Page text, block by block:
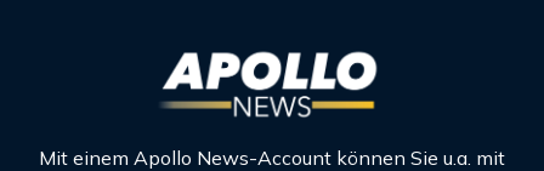
Mit einem Apollo News-Account können Sie u.a. mit